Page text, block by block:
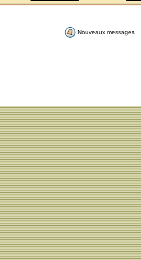
Nouveaux messages